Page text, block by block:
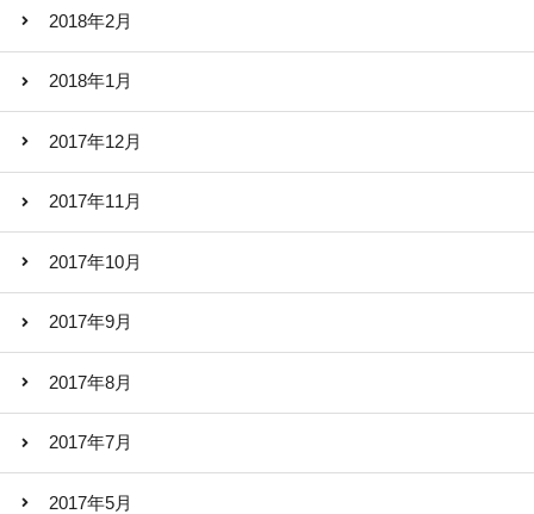
2018年2月
2018年1月
2017年12月
2017年11月
2017年10月
2017年9月
2017年8月
2017年7月
2017年5月